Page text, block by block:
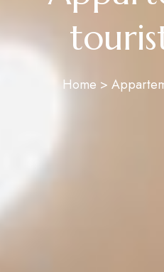
Home >